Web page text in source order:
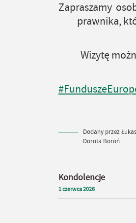
Zapraszamy
prawnika,
Wizytę
Dodany przez
Dorota Boroń
Kondolencje
1czerwca2026